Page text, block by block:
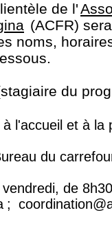
de l'
(ACFR)
noms,
du
l'accueil et à la
du
de
;